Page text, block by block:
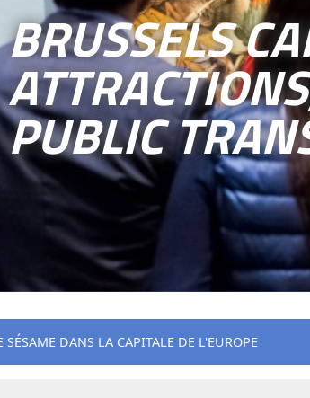
BRUSSELS
PUBLIC
SÉSAME DANS LA CAPITALE DE L'EUROPE